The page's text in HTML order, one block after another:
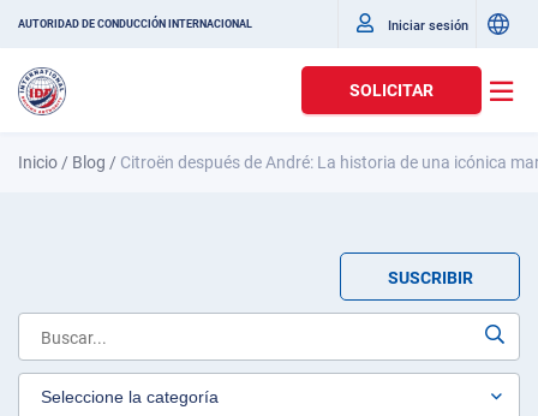
AUTORIDAD DE CONDUCCIÓN INTERNACIONAL Iniciar sesión
SOLICITAR
Inicio / Blog / Citroën después de André: La historia de una icónica
SUSCRIBIR